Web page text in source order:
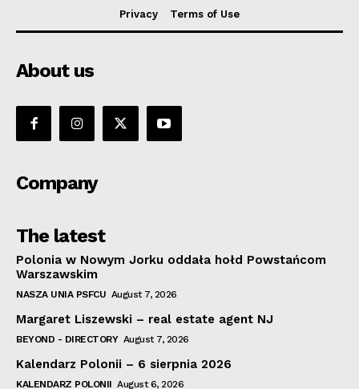
Privacy Terms of Use
About us
Company
The latest
Polonia w Nowym Jorku oddała hołd Powstańcom
Warszawskim
NASZA UNIA PSFCU August 7, 2026
Margaret Liszewski – real estate agent NJ
BEYOND - DIRECTORY August 7, 2026
Kalendarz Polonii – 6 sierpnia 2026
KALENDARZ POLONII August 6, 2026